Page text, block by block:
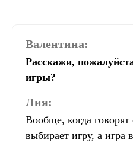
Валентина:
Расскажи,
игры?
Лия:
Вообще, когда
выбирает игру, а игра